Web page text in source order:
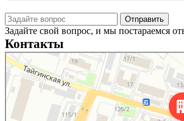
Задайте свой вопрос, и мы постараемся
Контакты
Новосибирск
Тайгинская улица, 2 на карте Новосибирска — Яндекс